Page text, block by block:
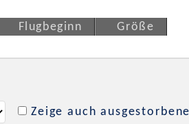
Flugbeginn Größe
Zeige auch